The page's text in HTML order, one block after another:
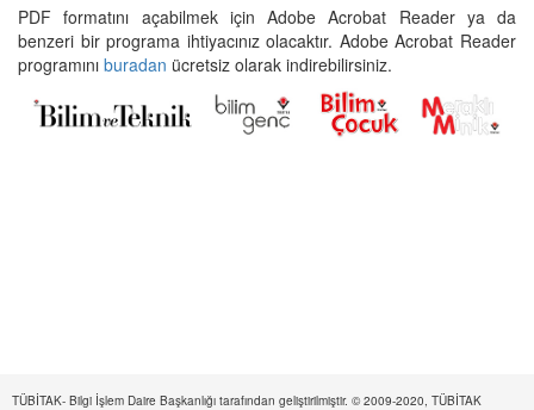
PDF formatını açabilmek için Adobe Acrobat Reader ya da
benzeri bir programa ihtiyacınız olacaktır. Adobe Acrobat Reader
programını buradan ücretsiz olarak indirebilirsiniz.
TÜBİTAK- Bilgi İşlem Daire Başkanlığı tarafından geliştirilmiştir. © 2009-2020, TÜBİTAK